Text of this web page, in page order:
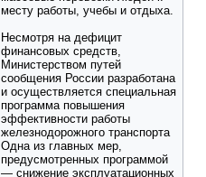
месту работы, учебы и отдыха.
Несмотря на дефицит
финансовых средств,
Министерством путей
сообщения России разработана
и осуществляется специальная
программа повышения
эффективности работы
железнодорожного транспорта
Одна из главных мер,
предусмотренных программой
— снижение эксплуатационных